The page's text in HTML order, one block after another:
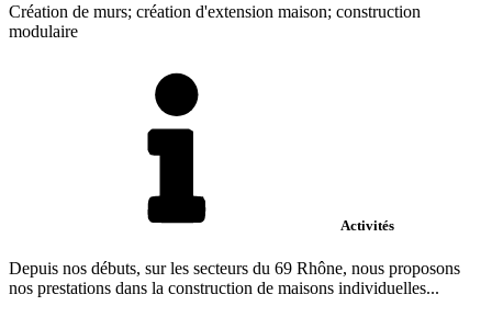
Création de murs; création d'extension maison; construction
modulaire
Activités
Depuis nos débuts, sur les secteurs du 69 Rhône, nous proposons
nos prestations dans la construction de maisons individuelles...